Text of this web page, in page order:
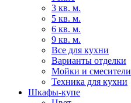
3 кв. м.
5 кв. м.
6 кв. м.
9 кв. м.
Все для кухни
Варианты отделки
Мойки и смесители
Техника для кухни
Шкафы-купе